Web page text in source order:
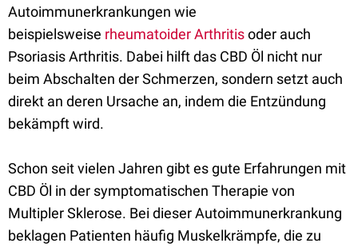
Autoimmunerkrankungen wie
beispielsweise rheumatoider Arthritisoder auch
Psoriasis Arthritis. Dabei hilft das CBD Öl nicht nur
beim Abschalten der Schmerzen, sondern setzt auch
direkt an deren Ursache an, indem die Entzündung
bekämpft wird.
Schon seit vielen Jahren gibt es gute Erfahrungen mit
CBD Öl in der symptomatischen Therapie von
Multipler Sklerose. Bei dieser Autoimmunerkrankung
beklagen Patienten häufig Muskelkrämpfe, die zu